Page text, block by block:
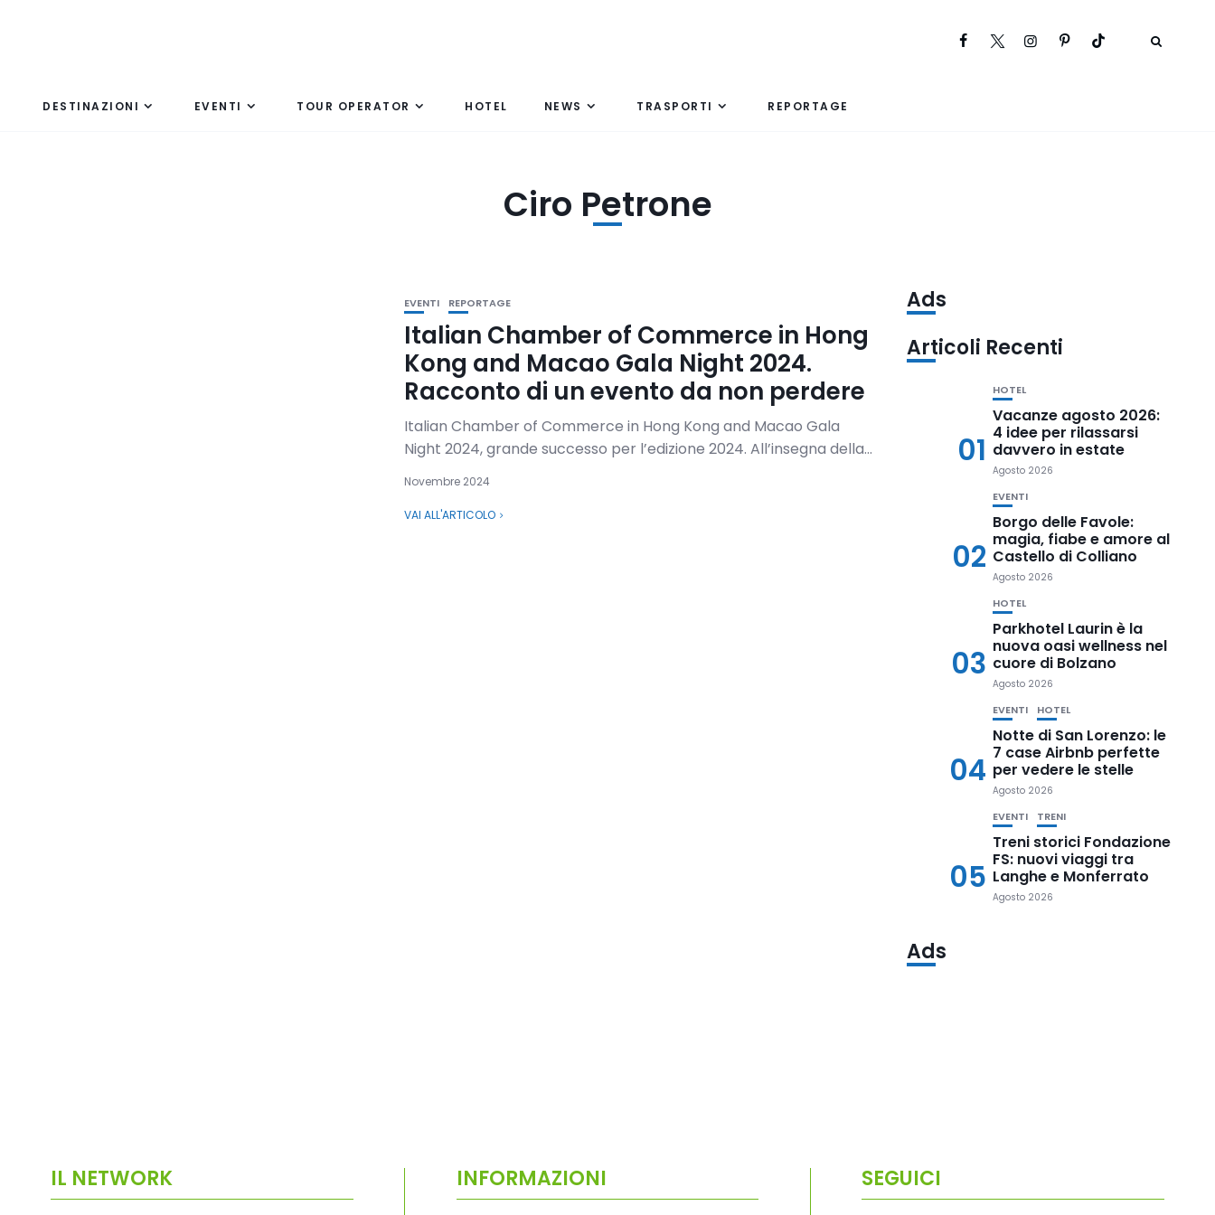
DESTINAZIONI EVENTI TOUR OPERATOR HOTEL NEWS TRASPORTI REPORTAGE
Ciro Petrone
EVENTI REPORTAGE
Italian Chamber of Commerce in Hong
Kong and Macao Gala Night 2024.
Racconto di un evento da non perdere
Italian Chamber of Commerce in Hong Kong and Macao Gala
Night 2024, grande successo per l’edizione 2024. All’insegna della...
Novembre 2024
VAI ALL'ARTICOLO
Ads
Articoli Recenti
01
HOTEL
Vacanze agosto 2026:
4 idee per rilassarsi
davvero in estate
Agosto 2026
02
EVENTI
Borgo delle Favole:
magia, fiabe e amore al
Castello di Colliano
Agosto 2026
03
HOTEL
Parkhotel Laurin è la
nuova oasi wellness nel
cuore di Bolzano
Agosto 2026
04
EVENTI HOTEL
Notte di San Lorenzo: le
7 case Airbnb perfette
per vedere le stelle
Agosto 2026
05
EVENTI TRENI
Treni storici Fondazione
FS: nuovi viaggi tra
Langhe e Monferrato
Agosto 2026
Ads
IL NETWORK INFORMAZIONI SEGUICI